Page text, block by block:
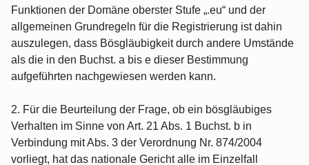
Funktionen der Domäne oberster Stufe „.eu“ und der
allgemeinen Grundregeln für die Registrierung ist dahin
auszulegen, dass Bösgläubigkeit durch andere Umstände
als die in den Buchst. a bis e dieser Bestimmung
aufgeführten nachgewiesen werden kann.
2. Für die Beurteilung der Frage, ob ein bösgläubiges
Verhalten im Sinne von Art. 21 Abs. 1 Buchst. b in
Verbindung mit Abs. 3 der Verordnung Nr. 874/2004
vorliegt, hat das nationale Gericht alle im Einzelfall